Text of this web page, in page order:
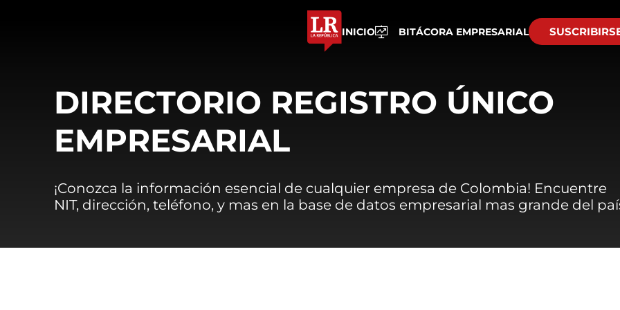
INICIO BITÁCORA EMPRESARIAL
DIRECTORIO REGISTRO ÚNICO
EMPRESARIAL
¡Conozca la información esencial de cualquier empresa de Colombia! Encuentre
NIT, dirección, teléfono, y mas en la base de datos empresarial mas grande del